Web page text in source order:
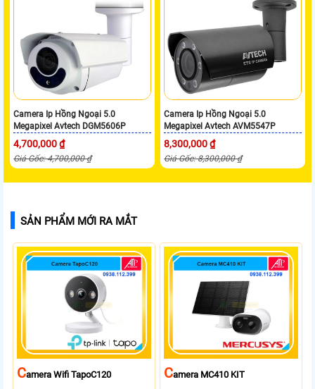
Camera Ip Hồng Ngoại 5.0
Megapixel Avtech DGM5606P
4,700,000 ₫
Giá Gốc: 4,700,000 ₫
Camera Ip Hồng Ngoại 5.0
Megapixel Avtech AVM5547P
8,300,000 ₫
Giá Gốc: 8,300,000 ₫
SẢN PHẨM MỚI RA MẮT
CAmera Wifi TapoC120 CAmera MC410 KIT